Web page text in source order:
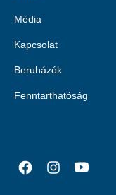
Média
Kapcsolat
Beruházók
Fenntarthatóság